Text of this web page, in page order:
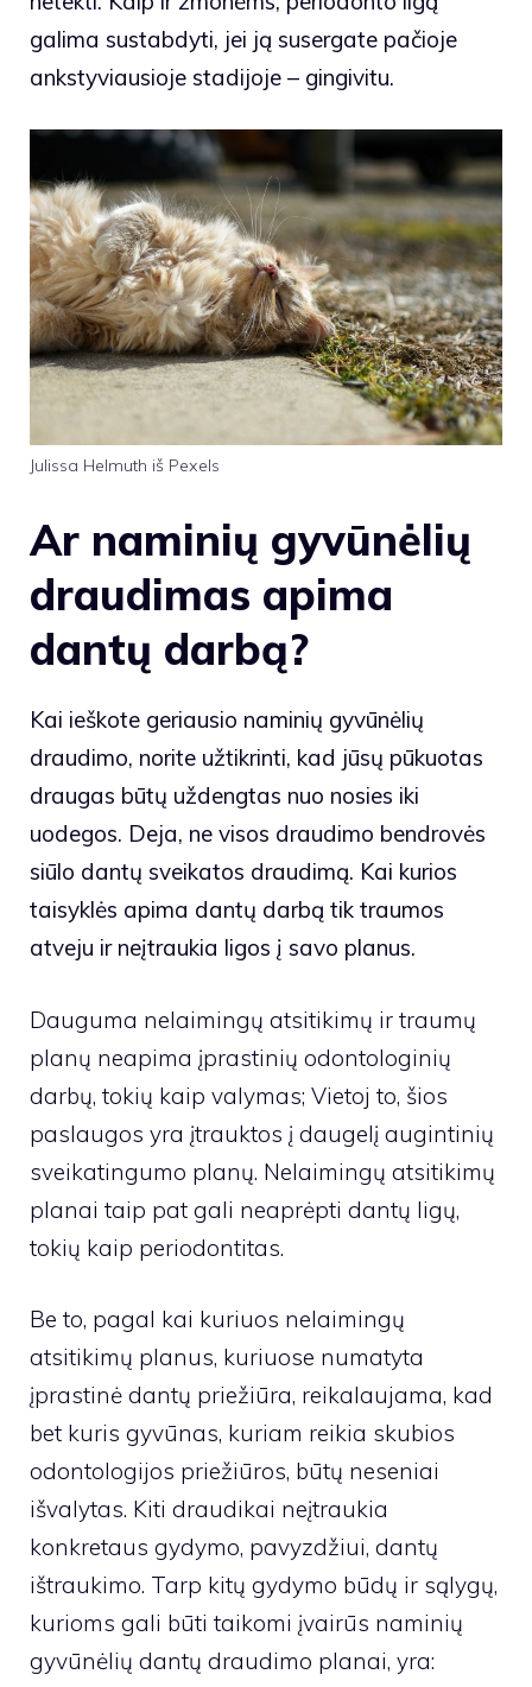
galima sustabdyti, jei ją susergate pačioje
ankstyviausioje stadijoje – gingivitu.
Julissa Helmuth iš Pexels
Ar naminių gyvūnėlių
draudimas apima
dantų darbą?
Kai ieškote geriausio naminių gyvūnėlių
draudimo, norite užtikrinti, kad jūsų pūkuotas
draugas būtų uždengtas nuo nosies iki
uodegos. Deja, ne visos draudimo bendrovės
siūlo dantų sveikatos draudimą. Kai kurios
taisyklės apima dantų darbą tik traumos
atveju ir neįtraukia ligos į savo planus.
Dauguma nelaimingų atsitikimų ir traumų
planų neapima įprastinių odontologinių
darbų, tokių kaip valymas; Vietoj to, šios
paslaugos yra įtrauktos į daugelį augintinių
sveikatingumo planų. Nelaimingų atsitikimų
planai taip pat gali neaprėpti dantų ligų,
tokių kaip periodontitas.
Be to, pagal kai kuriuos nelaimingų
atsitikimų planus, kuriuose numatyta
įprastinė dantų priežiūra, reikalaujama, kad
bet kuris gyvūnas, kuriam reikia skubios
odontologijos priežiūros, būtų neseniai
išvalytas. Kiti draudikai neįtraukia
konkretaus gydymo, pavyzdžiui, dantų
ištraukimo. Tarp kitų gydymo būdų ir sąlygų,
kurioms gali būti taikomi įvairūs naminių
gyvūnėlių dantų draudimo planai, yra: